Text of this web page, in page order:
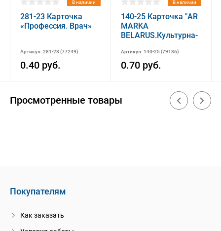
В наличии
281-23 Карточка
«Профессия. Врач»
Артикул: 281-23 (77249)
0.40 руб.
В наличии
140-25 Карточка "AR
MARKA
BELARUS.Культурна-
"Цягнiк -Памяцi"
Артикул: 140-25 (79136)
0.70 руб.
Просмотренные товары
Покупателям
Как заказать